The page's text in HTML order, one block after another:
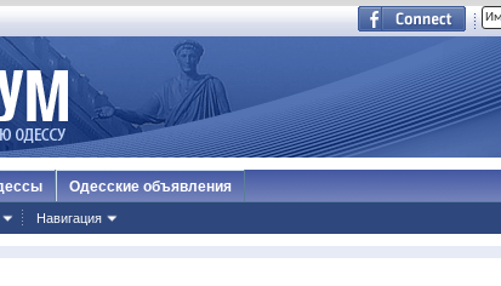
Навигация
Одесские объявления